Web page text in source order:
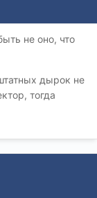
не оно, что
дырок не
тогда